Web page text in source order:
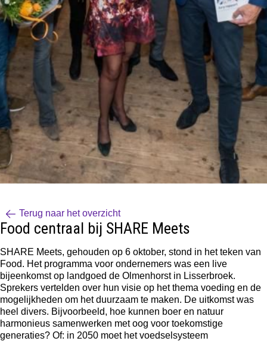
Terug naar het overzicht
Food centraal bij SHARE Meets
SHARE Meets, gehouden op 6 oktober, stond in het teken van
Food. Het programma voor ondernemers was een live
bijeenkomst op landgoed de Olmenhorst in Lisserbroek.
Sprekers vertelden over hun visie op het thema voeding en de
mogelijkheden om het duurzaam te maken. De uitkomst was
heel divers. Bijvoorbeeld, hoe kunnen boer en natuur
harmonieus samenwerken met oog voor toekomstige
generaties? Of: in 2050 moet het voedselsysteem